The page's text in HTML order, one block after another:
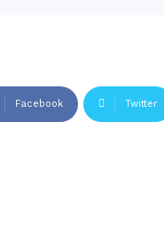
Facebook Twitter